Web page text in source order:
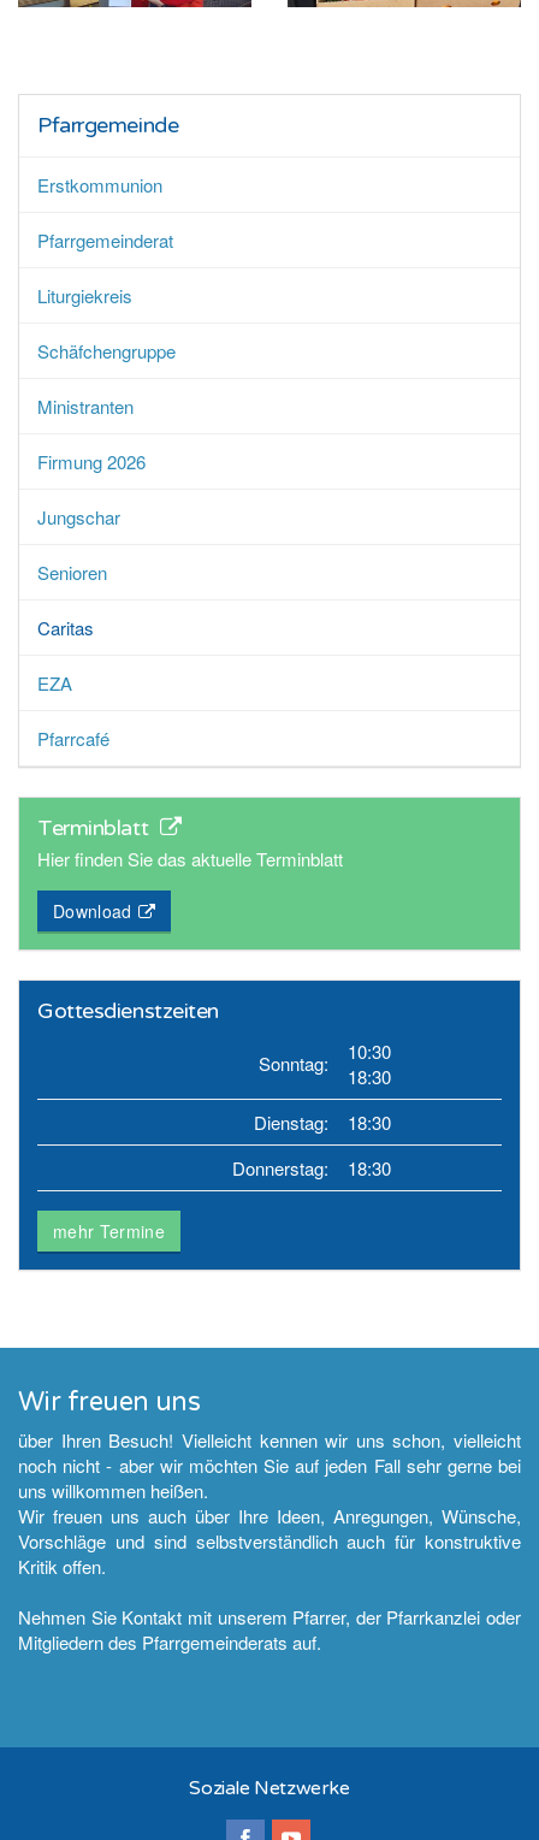
Pfarrgemeinde
Erstkommunion
Pfarrgemeinderat
Liturgiekreis
Schäfchengruppe
Ministranten
Firmung 2026
Jungschar
Senioren
Caritas
EZA
Pfarrcafé
Terminblatt
Hier finden Sie das aktuelle Terminblatt
Download
Gottesdienstzeiten
Sonntag:
10:30
18:30
Dienstag:
18:30
Donnerstag:
18:30
mehr Termine
Wir freuen uns
über Ihren Besuch! Vielleicht kennen wir uns schon, vielleicht
noch nicht - aber wir möchten Sie auf jeden Fall sehr gerne bei
uns willkommen heißen.
Wir freuen uns auch über Ihre Ideen, Anregungen, Wünsche,
Vorschläge und sind selbstverständlich auch für konstruktive
Kritik offen.
Nehmen Sie Kontakt mit unserem Pfarrer, der Pfarrkanzlei oder
Mitgliedern des Pfarrgemeinderats auf.
Soziale Netzwerke